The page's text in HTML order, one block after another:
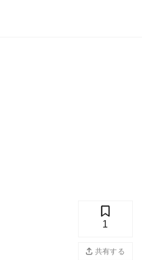
1
共有する